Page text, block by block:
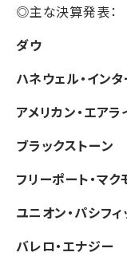
◎主な決算発表：
ダウ
ハネウェル・イン
アメリカン・エア
ブラックストーン
フリーポート・マク
ユニオン・パシフィ
バレロ・エナジー